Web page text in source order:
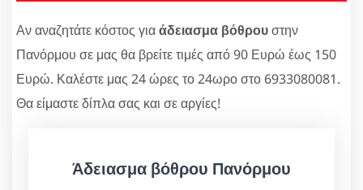
Αν αναζητάτε κόστος γιαάδειασμα βόθρουστην
Πανόρμου σε μας θα βρείτε τιμές από 90 Ευρώ έως 150
Ευρώ. Καλέστε μας 24 ώρες το 24ωρο στο 6933080081.
Θα είμαστε δίπλα σας και σε αργίες!
Άδειασμα βόθρου Πανόρμου